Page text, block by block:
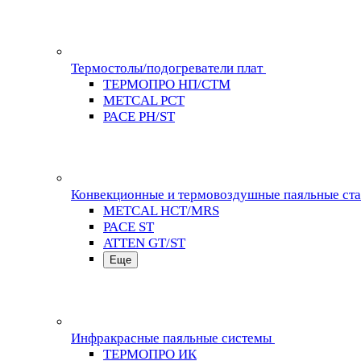
Термостолы/подогреватели плат
ТЕРМОПРО НП/СТМ
METCAL PCT
PACE PH/ST
Конвекционные и термовоздушные паяльные
METCAL HCT/MRS
PACE ST
ATTEN GT/ST
Еще
Инфракрасные паяльные системы
ТЕРМОПРО ИК